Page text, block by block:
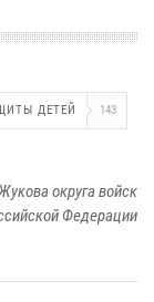
ДЕТЕЙ 143
округа войск
Федерации